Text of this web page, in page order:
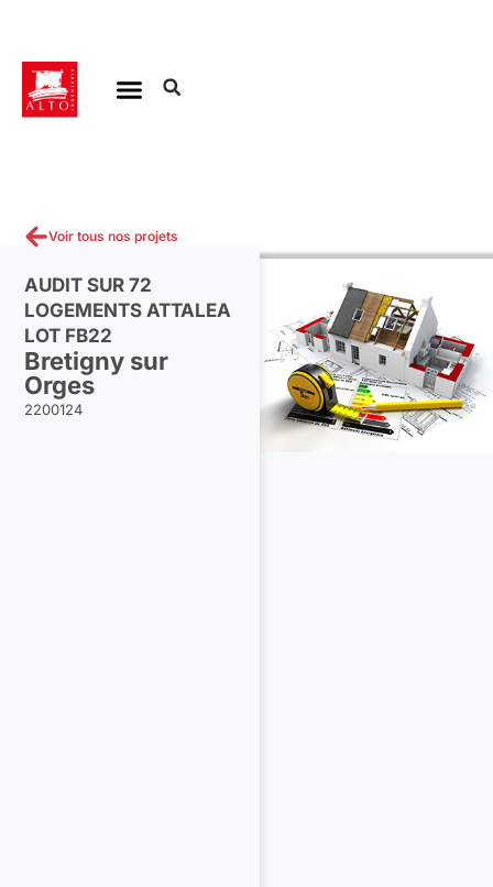
contenu
Voir tous nos projets
AUDIT SUR 72
LOGEMENTS ATTALEA
LOT FB22
Bretigny sur
Orges
2200124